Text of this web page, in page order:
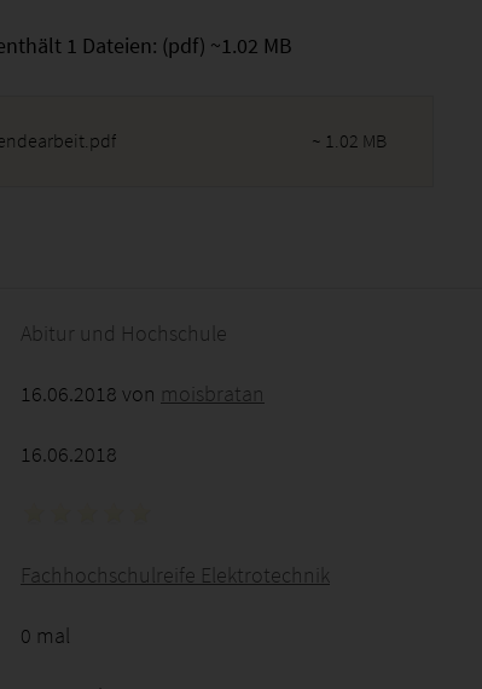
1 Dateien: (pdf) ~1.02 MB
~ 1.02 MB
Abitur und Hochschule
16.06.2018 von moisbratan
16.06.2018
Fachhochschulreife Elektrotechnik
0 mal